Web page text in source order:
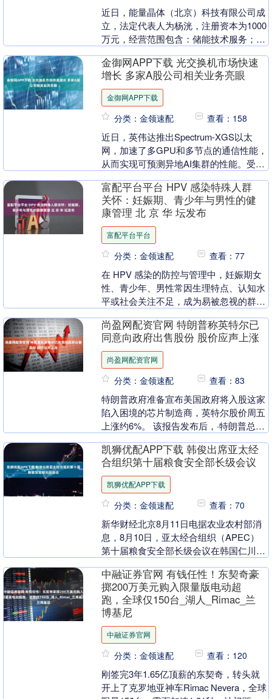
近日，能量晶体（北京）科技有限公司成
立，法定代表人为杨洸，注册资本为1000
万元，经营范围包含：储能技术服务；人
系统集成服务....
金御网APP下载 光交换机市场快速
增长 多家A股公司相关业务亮眼
金御网APP下载
分类：金领速配 查看：158
近日，英伟达推出Spectrum-XGS以太
网，加速了多GPU和多节点的通信性能，
从而实现可预测异地AI集群的性能。受此
富配平台平台 HPV 感染特殊人群
关怀：妊娠期、青少年与男性的健
康管理 北 京 华 坛发布
富配平台平台
分类：金领速配 查看：77
在 HPV 感染的防控与管理中，妊娠期女
性、青少年、男性常因生理特点、认知水
平或社会关注不足，成为易被忽视的群
特的健康风....
尚盈网配资官网 特朗普称英特尔已
同意向政府出售股份 股价应声上涨
尚盈网配资官网
分类：金领速配 查看：83
特朗普政府准备宣布美国政府将入股这家
陷入困境的芯片制造商，英特尔股价周五
上涨约6%。 该报告发布后，·特朗普总统
份，该公司的....
凯狮优配APP下载 韩俊出席亚太经
合组织第十届粮食安全部长级会议
凯狮优配APP下载
分类：金领速配 查看：70
新华财经北京8月11日电据农业农村部消
息，8月10日，亚太经合组织（APEC）
第十届粮食安全部长级会议在韩国仁川召
会闭幕环节....
中融证券官网 有钱任性！东契奇豪
掷200万美元购入限量版电动超
跑，全球仅150台_湖人_Rimac_兰
博基尼
中融证券官网
分类：金领速配 查看：120
刚签完3年1.65亿顶薪的东契奇，转头就
开上了克罗地亚神车Rimac Nevera，全球